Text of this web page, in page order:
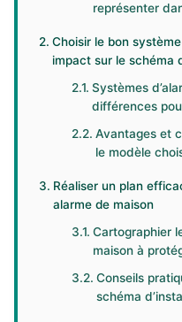
représenter
Choisir le bon
impact sur le schéma
Systèmes
différences
Avantages et
le modèle
Réaliser un plan
alarme de maison
Cartographier
maison à
Conseils
schéma